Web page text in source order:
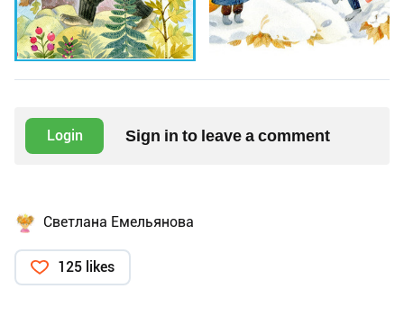
Login Sign in to leave a comment
Светлана Емельянова
125 likes